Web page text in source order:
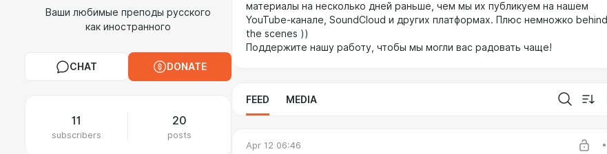
Ваши любимые преподы русского
как иностранного
CHAT DONATE
11
subscribers
20
posts
материалы на несколько дней раньше, чем мы их публикуем на нашем
YouTube-канале, SoundCloud и других платформах. Плюс немножко behind
the scenes ))
Поддержите нашу работу, чтобы мы могли вас радовать чаще!
FEED MEDIA
Apr 12 06:46